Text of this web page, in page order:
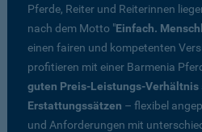
Pferde, Reiter und Reiterinnen
nach dem Motto "Einfach.
einen fairen und kompetenten
profitieren mit einer Barmenia
guten Preis-Leistungs-Verhältnis
Erstattungssätzen – flexibel
und Anforderungen mit